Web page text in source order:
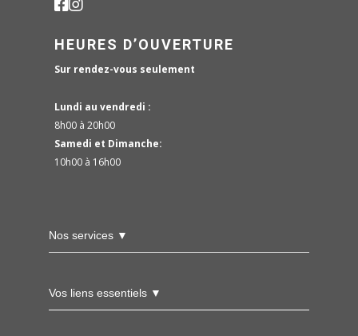
HEURES D’OUVERTURE
Sur rendez-vous seulement
Lundi au vendredi :
8h00 à 20h00
Samedi et Dimanche:
10h00 à 16h00
Nos services ▼
Vos liens essentiels ▼